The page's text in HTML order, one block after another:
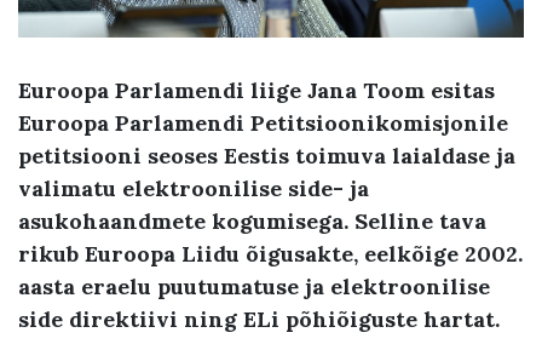
Euroopa Parlamendi liige Jana Toom esitas
Euroopa Parlamendi Petitsioonikomisjonile
petitsiooni seoses Eestis toimuva laialdase ja
valimatu elektroonilise side- ja
asukohaandmete kogumisega. Selline tava
rikub Euroopa Liidu õigusakte, eelkõige 2002.
aasta eraelu puutumatuse ja elektroonilise
side direktiivi ning ELi põhiõiguste hartat.